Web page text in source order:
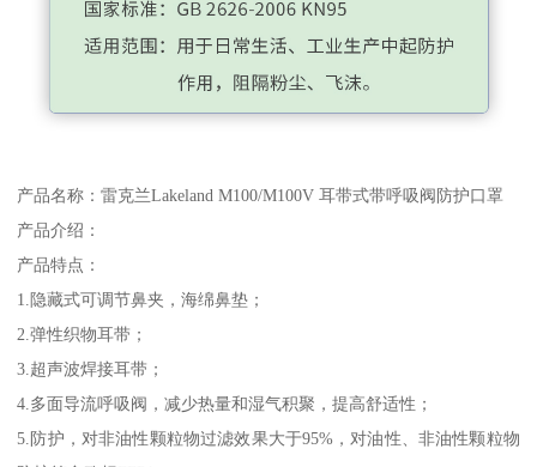
产品名称：雷克兰Lakeland M100/M100V 耳带式带呼吸阀防护口罩
产品介绍：
产品特点：
1.隐藏式可调节鼻夹，海绵鼻垫；
2.弹性织物耳带；
3.超声波焊接耳带；
4.多面导流呼吸阀，减少热量和湿气积聚，提高舒适性；
5.防护，对非油性颗粒物过滤效果大于95%，对油性、非油性颗粒物